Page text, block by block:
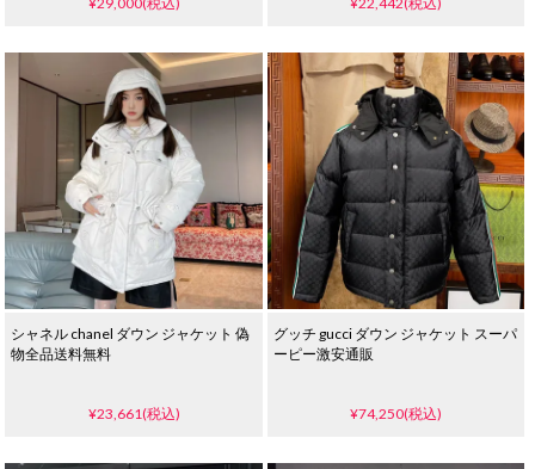
シャネル chanel ダウン ジャケット 偽
物全品送料無料
¥23,661(税込)
グッチ gucci ダウン ジャケット スーパ
ーピー激安通販
¥74,250(税込)